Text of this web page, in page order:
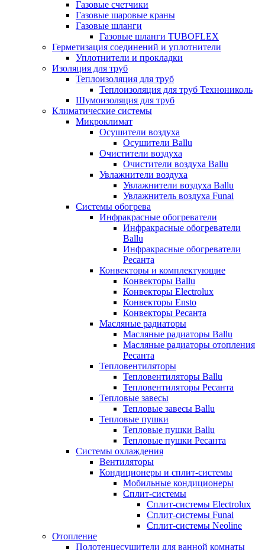
Газовые счетчики
Газовые шаровые краны
Газовые шланги
Газовые шланги TUBOFLEX
Герметизация соединений и уплотнители
Уплотнители и прокладки
Изоляция для труб
Теплоизоляция для труб
Теплоизоляция для труб Технониколь
Шумоизоляция для труб
Климатические системы
Микроклимат
Осушители воздуха
Осушители Ballu
Очистители воздуха
Очистители воздуха Ballu
Увлажнители воздуха
Увлажнители воздуха Ballu
Увлажнитель воздуха Funai
Системы обогрева
Инфракрасные обогреватели
Инфракрасные обогреватели
Ballu
Инфракрасные обогреватели
Ресанта
Конвекторы и комплектующие
Конвекторы Ballu
Конвекторы Electrolux
Конвекторы Ensto
Конвекторы Ресанта
Масляные радиаторы
Масляные радиаторы Ballu
Масляные радиаторы отопления
Ресанта
Тепловентиляторы
Тепловентиляторы Ballu
Тепловентиляторы Ресанта
Тепловые завесы
Тепловые завесы Ballu
Тепловые пушки
Тепловые пушки Ballu
Тепловые пушки Ресанта
Системы охлаждения
Вентиляторы
Кондиционеры и сплит-системы
Мобильные кондиционеры
Сплит-системы
Сплит-системы Electrolux
Сплит-системы Funai
Сплит-системы Neoline
Отопление
Полотенцесушители для ванной комнаты